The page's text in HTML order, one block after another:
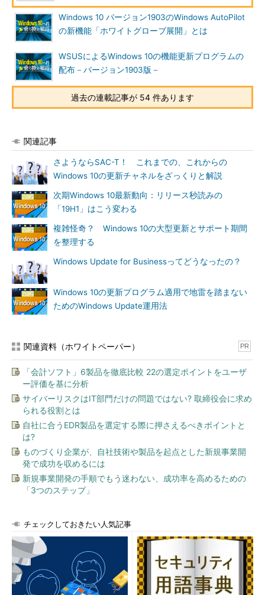
Windows 10 バージョン1903のWindows AutoPilot
の新機能「ホワイトグローブ展開」とは
WSUSによるWindows 10の機能更新プログラムの
配布－バージョン1903版－
過去の連載記事が 54 件あります
関連記事
さようならSAC-T！ これまでの、これからの
Windows 10の更新チャネルをざっくりと解説
次期Windows 10最新動向：リリース秒読みの
「19H1」はこう変わる
複雑怪奇？ Windows 10の大型更新とサポート期間
を整理する
Windows Update for Businessってどうなったの？
Windows 10の更新プログラム適用で地雷を踏まない
ためのWindows Update運用法
関連資料（ホワイトペーパー） PR
「会計ソフト」6製品を徹底比較 22の選定ポイントをユーザ
ー評価を基に分析
サイバーリスクはIT部門だけの問題ではない? 取締役会に求め
られる役割とは
自社に合うEDR製品を選定する際に押さえるべきポイントと
は?
ものづくり企業が、自社技術や製品を起点とした新規事業開
発で成功を収めるには
新規事業開発の手順でもう迷わない、成功率を高めるための
「3つのステップ」
チェックしておきたい人気記事